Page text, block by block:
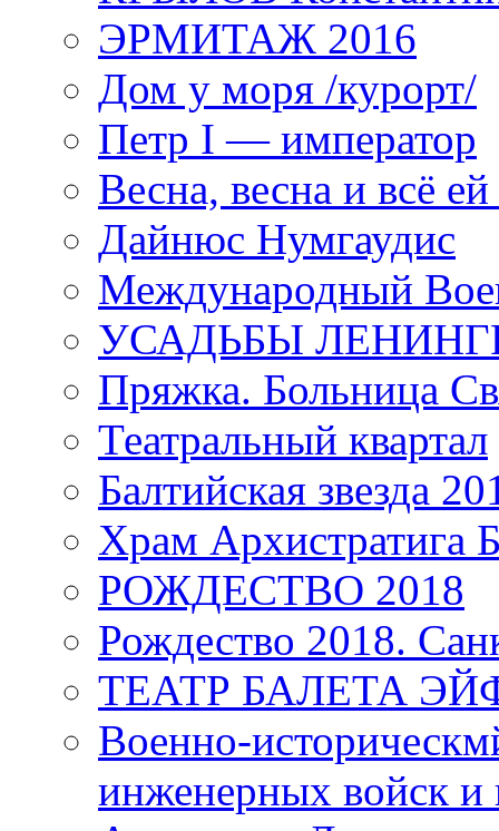
ЭРМИТАЖ 2016
Дом у моря /курорт/
Петр I — император
Весна, весна и всё
Дайнюс Нумгаудис
Международный
УСАДЬБЫ
Пряжка. Больница
Театральный квартал
Балтийская звезда
Храм
РОЖДЕСТВО 2018
Рождество 2018.
ТЕАТР БАЛЕТА
Военно-
инженерных войск и